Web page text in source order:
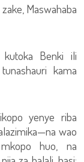
Maswahaba
Benki ili
kama
yenye riba
wao
huo, na